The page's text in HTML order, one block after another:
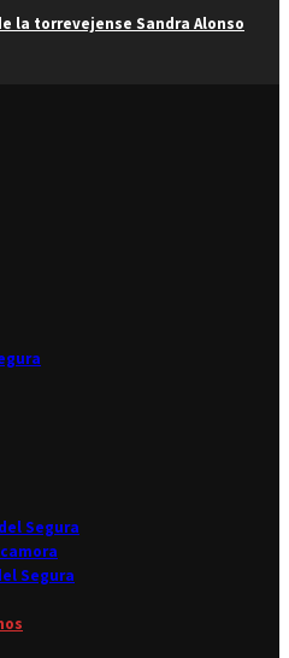
la torrevejense Sandra Alonso
Segura
Segura